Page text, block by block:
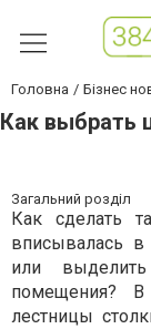
Головна Бізнес
Как выбрать
Загальний розділ
Как сделать
вписывалась в
или
помещения?
лестницы